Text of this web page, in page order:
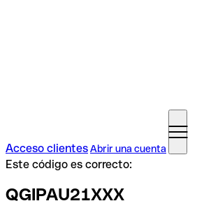
Acceso clientesAbrir una cuenta
Este código es correcto:
QGIPAU21XXX